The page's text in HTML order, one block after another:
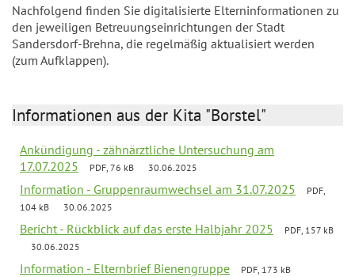
Nachfolgend finden Sie digitalisierte Elterninformationen zu
den jeweiligen Betreuungseinrichtungen der Stadt
Sandersdorf-Brehna, die regelmäßig aktualisiert werden
(zum Aufklappen).
Informationen aus der Kita "Borstel"
Ankündigung - zähnärztliche Untersuchung am
17.07.2025
PDF, 76 kB 30.06.2025
Information - Gruppenraumwechsel am 31.07.2025
PDF,
104 kB
30.06.2025
Bericht - Rückblick auf das erste Halbjahr 2025
PDF, 157 kB
30.06.2025
Information - Elternbrief Bienengruppe
PDF, 173 kB